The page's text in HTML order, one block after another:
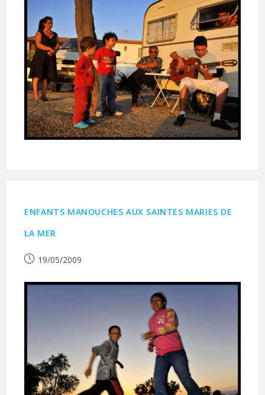
ENFANTS MANOUCHES AUX SAINTES MARIES DE
LA MER
Publication
19/05/2009